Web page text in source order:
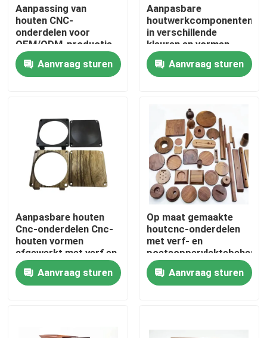
Thuis
Producten
Over ons
Fabriekstocht
Kwaliteitscontrole
Neem contact met ons op
Nieuws
Aanpassing van
houten CNC-
onderdelen voor
OEM/ODM-productie
Aanvraag sturen
Aanpasbare
houtwerkcomponenten
in verschillende
kleuren en vormen
Aanvraag sturen
Aanpasbare houten
Cnc-onderdelen Cnc-
houten vormen
afgewerkt met verf en
polijsten
Aanvraag sturen
Op maat gemaakte
houtcnc-onderdelen
met verf- en
Aanvraag sturen